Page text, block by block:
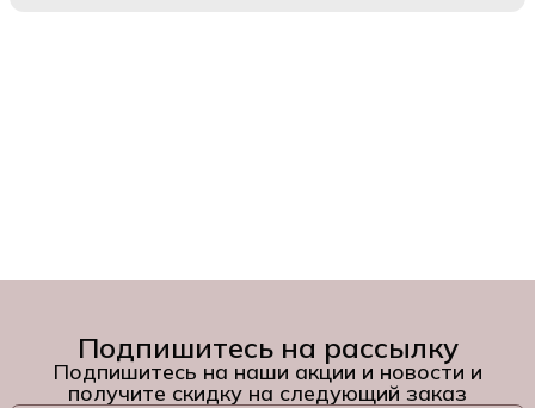
Подпишитесь на рассылку
Подпишитесь на наши акции и новости и
получите скидку на следующий заказ